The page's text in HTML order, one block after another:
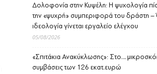
Δολοφονία στην Κυψέλη: Η ψυχολογία
την «ψυχρή» συμπεριφορά του δράστη –
ιδεολογία γίνεται εργαλείο ελέγχου
05/08/2026
«Σπιτάκια Ανακύκλωσης»: Στο…
συμβάσεις των 126 εκατ.ευρώ